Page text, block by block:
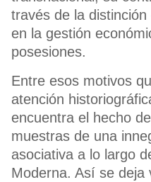
través de la
en la gestión
posesiones.
Entre esos motivos
atención
encuentra el hecho
muestras de una
asociativa a lo largo
Moderna. Así se deja